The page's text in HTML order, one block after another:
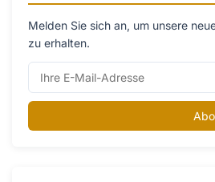
Melden Sie sich an, um unsere
zu erhalten.